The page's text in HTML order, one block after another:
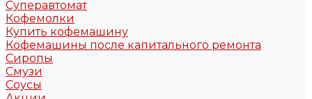
Суперавтомат
Кофемолки
Купить кофемашину
Кофемашины после капитального ремонта
Сиропы
Смузи
Соусы